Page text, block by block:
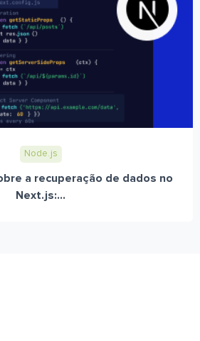
Node.js
a recuperação de dados no
Next.js:...